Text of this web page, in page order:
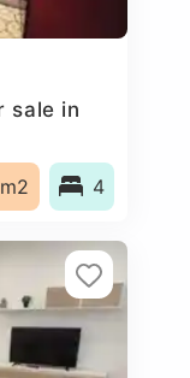
sale in
4